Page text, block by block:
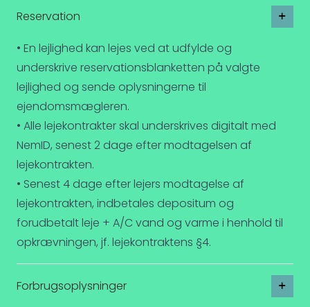
Reservation
• En lejlighed kan lejes ved at udfylde og
underskrive reservationsblanketten på valgte
lejlighed og sende oplysningerne til
ejendomsmægleren.
• Alle lejekontrakter skal underskrives digitalt med
NemID, senest 2 dage efter modtagelsen af
lejekontrakten.
• Senest 4 dage efter lejers modtagelse af
lejekontrakten, indbetales depositum og
forudbetalt leje + A/C vand og varme i henhold til
opkrævningen, jf. lejekontraktens §4.
Forbrugsoplysninger